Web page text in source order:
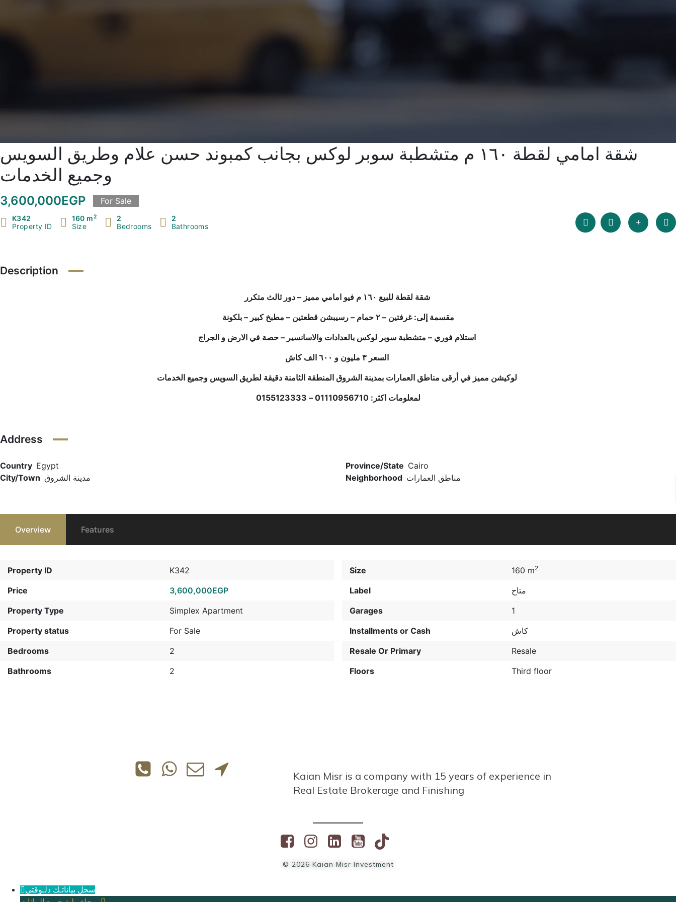
شقة امامي لقطة ١٦٠ م متشطبة سوبر لوكس بجانب كمبوند حسن علام وطريق السويس
وجميع الخدمات
3,600,000EGP For Sale
K342
Property ID
160 m2
Size
2
Bedrooms
2
Bathrooms
Description
شقة لقطة للبيع ١٦٠ م فيو امامي مميز – دور ثالث متكرر
مقسمة إلى: غرفتين – ٢ حمام – رسيبشن قطعتين – مطبخ كبير – بلكونة
لمعلومات اكثر: 01110956710 – 0155123333
Address
Country Egypt Province/State Cairo
City/Town مدينة الشروق Neighborhood مناطق العمارات
Overview Features
Property ID
K342
Price
3,600,000EGP
Property Type
Simplex Apartment
Property status
For Sale
Bedrooms
2
Bathrooms
2
Size 160 m2
Label
متاح
Garages
1
Installments or Cash
كاش
Resale Or Primary
Resale
Floors
Third floor
Kaian Misr is a company with 15 years of experience in
Real Estate Brokerage and Finishing
© 2026 Kaian Misr Investment
سجل بياناتـك دلـوقتي